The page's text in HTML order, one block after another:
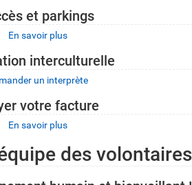
et parkings
En savoir plus
interculturelle
un interprète
votre facture
En savoir plus
des volontaires